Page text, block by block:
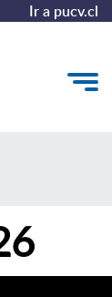
Ir a pucv.cl